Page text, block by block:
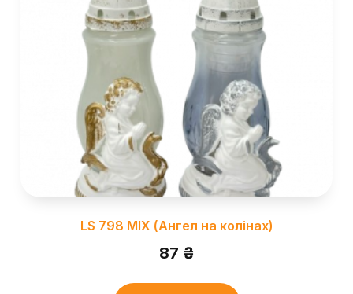
LS 798 MIX (Ангел на колінах)
87 ₴